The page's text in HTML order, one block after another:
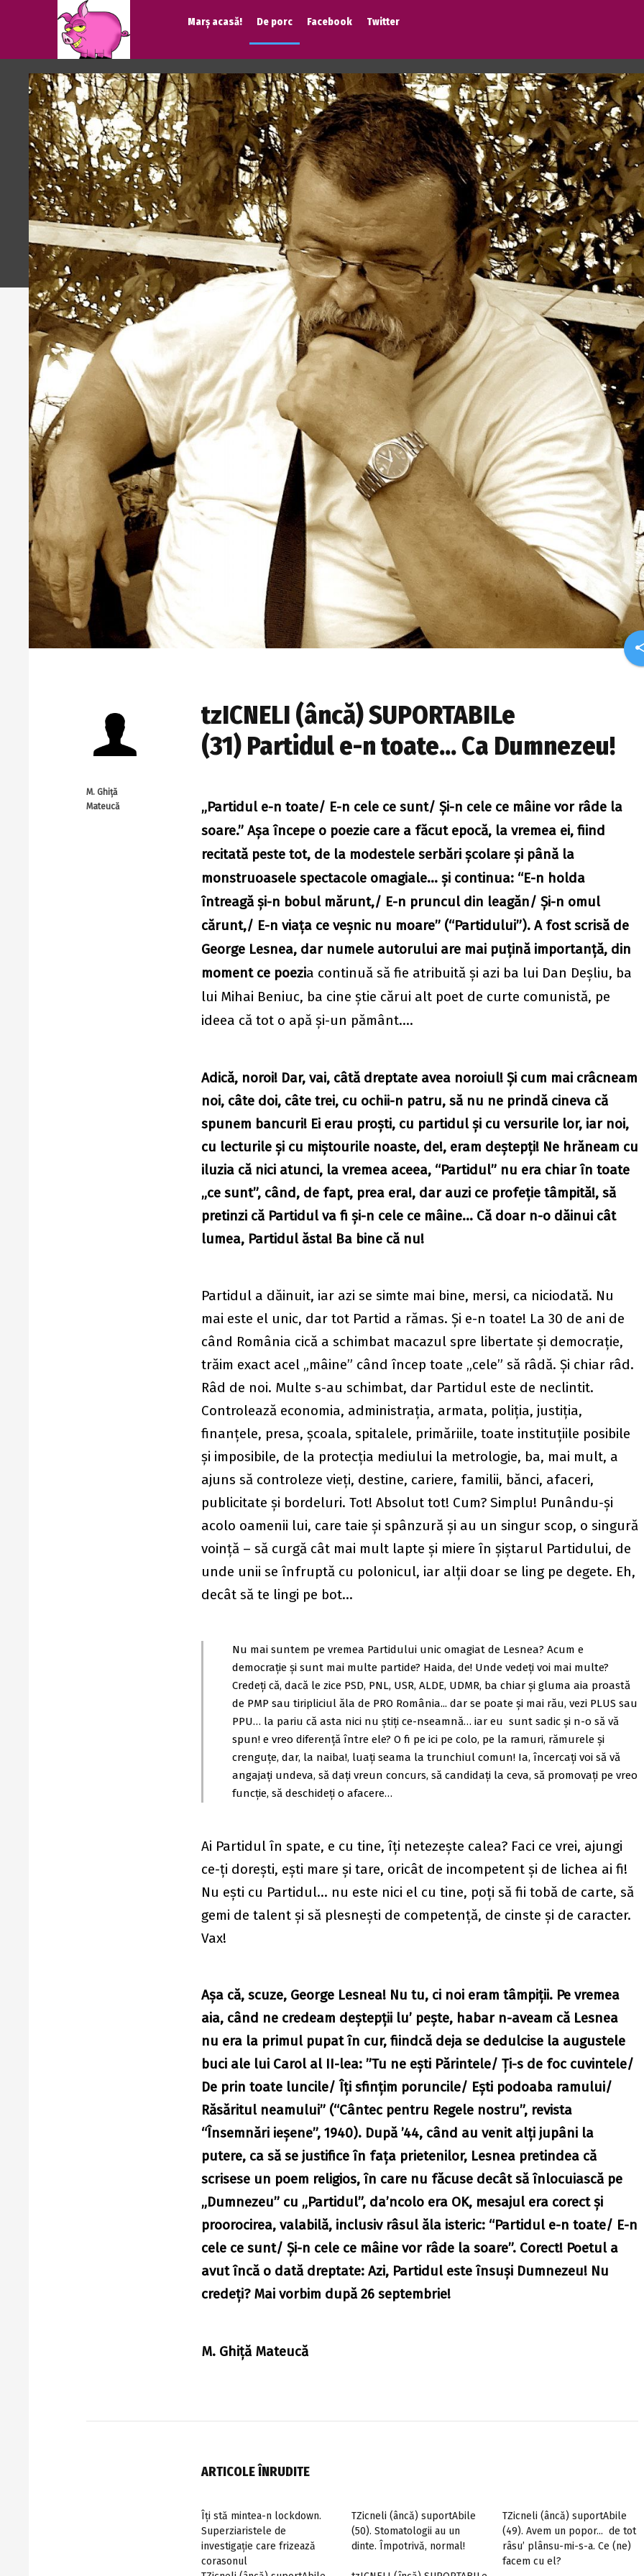
Marș acasă! De porc Facebook Twitter
M. Ghiță
Mateucă
tzICNELI (âncă) SUPORTABILe
(31) Partidul e-n toate... Ca Dumnezeu!
„Partidul e-n toate/ E-n cele ce sunt/ Şi-n cele ce mâine vor râde la
soare.” Aşa începe o poezie care a făcut epocă, la vremea ei, fiind
recitată peste tot, de la modestele serbări şcolare şi până la
monstruoasele spectacole omagiale… şi continua: “E-n holda
întreagă şi-n bobul mărunt,/ E-n pruncul din leagăn/ Și-n omul
cărunt,/ E-n viața ce veșnic nu moare” (“Partidului”). A fost scrisă de
George Lesnea, dar numele autorului are mai puţină importanţă, din
moment ce poezia continuă să fie atribuită şi azi ba lui Dan Deşliu, ba
lui Mihai Beniuc, ba cine ştie cărui alt poet de curte comunistă, pe
ideea că tot o apă şi-un pământ….
Adică, noroi! Dar, vai, câtă dreptate avea noroiul! Şi cum mai crâcneam
noi, câte doi, câte trei, cu ochii-n patru, să nu ne prindă cineva că
spunem bancuri! Ei erau proşti, cu partidul şi cu versurile lor, iar noi,
cu lecturile şi cu miştourile noaste, de!, eram deştepţi! Ne hrăneam cu
iluzia că nici atunci, la vremea aceea, “Partidul” nu era chiar în toate
„ce sunt”, când, de fapt, prea era!, dar auzi ce profeţie tâmpită!, să
pretinzi că Partidul va fi şi-n cele ce mâine… Că doar n-o dăinui cât
lumea, Partidul ăsta! Ba bine că nu!
Partidul a dăinuit, iar azi se simte mai bine, mersi, ca niciodată. Nu
mai este el unic, dar tot Partid a rămas. Şi e-n toate! La 30 de ani de
când România cică a schimbat macazul spre libertate şi democraţie,
trăim exact acel „mâine” când încep toate „cele” să râdă. Şi chiar râd.
Râd de noi. Multe s-au schimbat, dar Partidul este de neclintit.
Controlează economia, administraţia, armata, poliţia, justiţia,
finanţele, presa, şcoala, spitalele, primăriile, toate instituţiile posibile
şi imposibile, de la protecţia mediului la metrologie, ba, mai mult, a
ajuns să controleze vieţi, destine, cariere, familii, bănci, afaceri,
publicitate şi bordeluri. Tot! Absolut tot! Cum? Simplu! Punându-şi
acolo oamenii lui, care taie şi spânzură şi au un singur scop, o singură
voinţă – să curgă cât mai mult lapte şi miere în şiştarul Partidului, de
unde unii se înfruptă cu polonicul, iar alţii doar se ling pe degete. Eh,
decât să te lingi pe bot…
Nu mai suntem pe vremea Partidului unic omagiat de Lesnea? Acum e
democraţie şi sunt mai multe partide? Haida, de! Unde vedeţi voi mai multe?
Credeţi că, dacă le zice PSD, PNL, USR, ALDE, UDMR, ba chiar şi gluma aia proastă
de PMP sau tiripliciul ăla de PRO România... dar se poate și mai rău, vezi PLUS sau
PPU… la pariu că asta nici nu știți ce-nseamnă… iar eu sunt sadic și n-o să vă
spun! e vreo diferenţă între ele? O fi pe ici pe colo, pe la ramuri, rămurele și
crenguțe, dar, la naiba!, luaţi seama la trunchiul comun! Ia, încercaţi voi să vă
angajaţi undeva, să daţi vreun concurs, să candidaţi la ceva, să promovaţi pe vreo
funcţie, să deschideţi o afacere…
Ai Partidul în spate, e cu tine, îţi netezeşte calea? Faci ce vrei, ajungi
ce-ţi doreşti, eşti mare şi tare, oricât de incompetent şi de lichea ai fi!
Nu eşti cu Partidul… nu este nici el cu tine, poţi să fii tobă de carte, să
gemi de talent şi să plesneşti de competenţă, de cinste şi de caracter.
Vax!
Aşa că, scuze, George Lesnea! Nu tu, ci noi eram tâmpiţii. Pe vremea
aia, când ne credeam deştepţii lu’ peşte, habar n-aveam că Lesnea
nu era la primul pupat în cur, fiindcă deja se dedulcise la augustele
buci ale lui Carol al II-lea: ”Tu ne eşti Părintele/ Ţi-s de foc cuvintele/
De prin toate luncile/ Îți sfințim poruncile/ Ești podoaba ramului/
Răsăritul neamului” (“Cântec pentru Regele nostru”, revista
“Însemnări ieşene”, 1940). După ’44, când au venit alți jupâni la
putere, ca să se justifice în faţa prietenilor, Lesnea pretindea că
scrisese un poem religios, în care nu făcuse decât să înlocuiască pe
„Dumnezeu” cu „Partidul”, da’ncolo era OK, mesajul era corect şi
proorocirea, valabilă, inclusiv râsul ăla isteric: “Partidul e-n toate/ E-n
cele ce sunt/ Şi-n cele ce mâine vor râde la soare”. Corect! Poetul a
avut încă o dată dreptate: Azi, Partidul este însuşi Dumnezeu! Nu
credeţi? Mai vorbim după 26 septembrie!
M. Ghiţă Mateucă
ARTICOLE ÎNRUDITE
Îți stă mintea-n lockdown.
Superziaristele de
investigație care frizează
corasonul
TZicneli (âncă) suportAbile
(50). Stomatologii au un
dinte. Împotrivă, normal!
TZicneli (âncă) suportAbile
(49). Avem un popor... de tot
râsu’ plânsu-mi-s-a. Ce (ne)
facem cu el?